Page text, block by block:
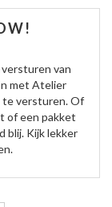
versturen van
met Atelier
te versturen. Of
of een pakket
blij. Kijk lekker